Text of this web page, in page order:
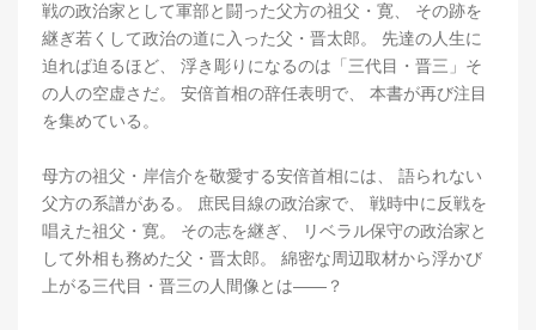
戦の政治家として軍部と闘った父方の祖父・寛、 その跡を
継ぎ若くして政治の道に入った父・晋太郎。 先達の人生に
迫れば迫るほど、 浮き彫りになるのは「三代目・晋三」そ
の人の空虚さだ。 安倍首相の辞任表明で、 本書が再び注目
を集めている。
母方の祖父・岸信介を敬愛する安倍首相には、 語られない
父方の系譜がある。 庶民目線の政治家で、 戦時中に反戦を
唱えた祖父・寛。 その志を継ぎ、 リベラル保守の政治家と
して外相も務めた父・晋太郎。 綿密な周辺取材から浮かび
上がる三代目・晋三の人間像とは――？